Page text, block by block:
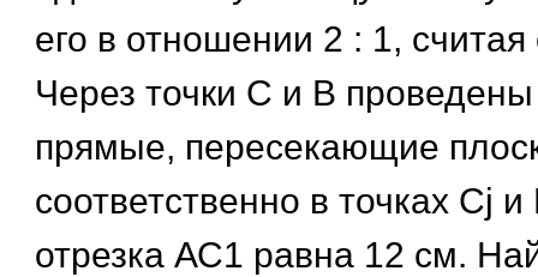
его в отношении 2 : 1, считая
Через точки С и В
прямые, пересекающие
соответственно в точках Cj
отрезка АС1 равна 12 см.